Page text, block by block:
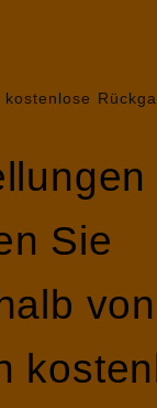
kostenlose
Sie